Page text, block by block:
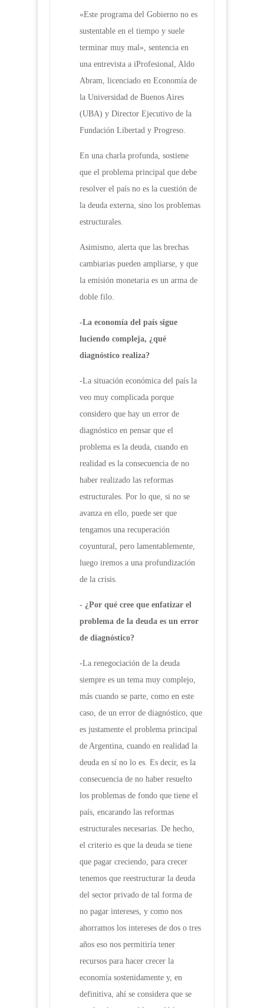
«Este programa del Gobierno no es
sustentable en el tiempo y suele
terminar muy mal», sentencia en
una entrevista a iProfesional, Aldo
Abram, licenciado en Economía de
la Universidad de Buenos Aires
(UBA) y Director Ejecutivo de la
Fundación Libertad y Progreso.
En una charla profunda, sostiene
que el problema principal que debe
resolver el país no es la cuestión de
la deuda externa, sino los problemas
estructurales.
Asimismo, alerta que las brechas
cambiarias pueden ampliarse, y que
la emisión monetaria es un arma de
doble filo.
-La economía del país sigue
luciendo compleja, ¿qué
diagnóstico realiza?
-La situación económica del país la
veo muy complicada porque
considero que hay un error de
diagnóstico en pensar que el
problema es la deuda, cuando en
realidad es la consecuencia de no
haber realizado las reformas
estructurales. Por lo que, si no se
avanza en ello, puede ser que
tengamos una recuperación
coyuntural, pero lamentablemente,
luego iremos a una profundización
de la crisis.
- ¿Por qué cree que enfatizar el
problema de la deuda es un error
de diagnóstico?
-La renegociación de la deuda
siempre es un tema muy complejo,
más cuando se parte, como en este
caso, de un error de diagnóstico, que
es justamente el problema principal
de Argentina, cuando en realidad la
deuda en sí no lo es. Es decir, es la
consecuencia de no haber resuelto
los problemas de fondo que tiene el
país, encarando las reformas
estructurales necesarias. De hecho,
el criterio es que la deuda se tiene
que pagar creciendo, para crecer
tenemos que reestructurar la deuda
del sector privado de tal forma de
no pagar intereses, y como nos
ahorramos los intereses de dos o tres
años eso nos permitiría tener
recursos para hacer crecer la
economía sostenidamente y, en
definitiva, ahí se considera que se